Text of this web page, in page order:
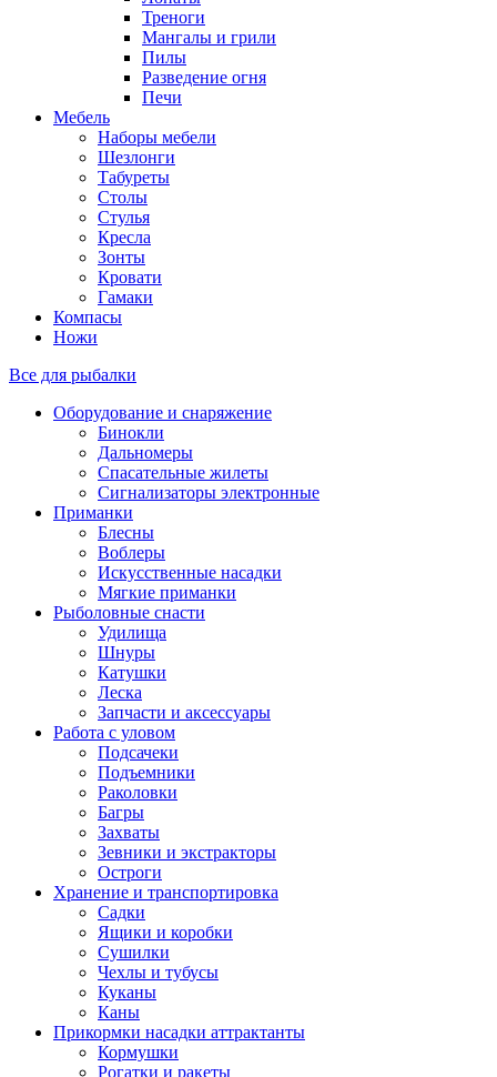
Треноги
Мангалы и грили
Пилы
Разведение огня
Печи
Мебель
Наборы мебели
Шезлонги
Табуреты
Столы
Стулья
Кресла
Зонты
Кровати
Гамаки
Компасы
Ножи
Все для рыбалки
Оборудование и снаряжение
Бинокли
Дальномеры
Спасательные жилеты
Сигнализаторы электронные
Приманки
Блесны
Воблеры
Искусственные насадки
Мягкие приманки
Рыболовные снасти
Удилища
Шнуры
Катушки
Леска
Запчасти и аксессуары
Работа с уловом
Подсачеки
Подъемники
Раколовки
Багры
Захваты
Зевники и экстракторы
Остроги
Хранение и транспортировка
Садки
Ящики и коробки
Сушилки
Чехлы и тубусы
Куканы
Каны
Прикормки насадки аттрактанты
Кормушки
Рогатки и ракеты